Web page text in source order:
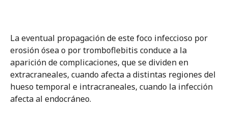
La eventual propagación de este foco infeccioso por
erosión ósea o por tromboflebitis conduce a la
aparición de complicaciones, que se dividen en
extracraneales, cuando afecta a distintas regiones del
hueso temporal e intracraneales, cuando la infección
afecta al endocráneo.